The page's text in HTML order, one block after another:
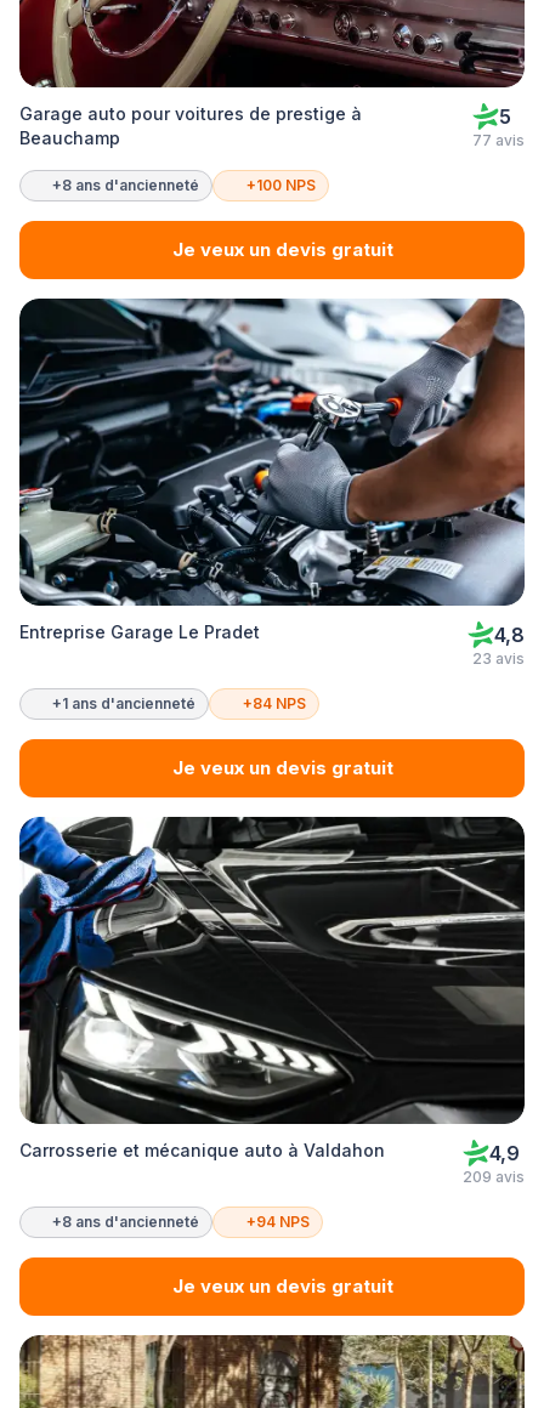
Garage auto pour voitures de prestige à
Beauchamp
5
77 avis
+8 ans d'ancienneté +100 NPS
Je veux un devis gratuit
Entreprise Garage Le Pradet 4,8
23 avis
+1 ans d'ancienneté +84 NPS
Je veux un devis gratuit
Carrosserie et mécanique auto à Valdahon 4,9
209 avis
+8 ans d'ancienneté +94 NPS
Je veux un devis gratuit